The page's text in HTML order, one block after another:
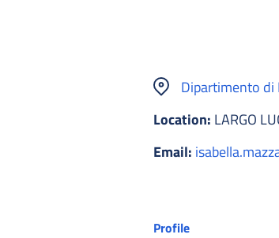
Dipartimento di
Location: LARGO
Email:
Profile